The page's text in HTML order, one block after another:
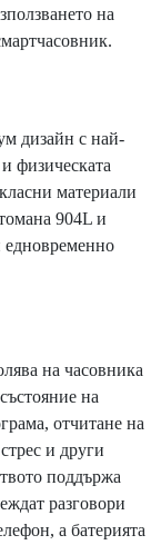
на
дизайн с най-
физическата
материали
904L и
едновременно
на часовника
на
отчитане на
и други
поддържа
разговори
а батерията